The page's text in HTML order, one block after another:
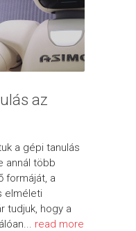
az
a gépi tanulás
annál több
formáját, a
elméleti
tudjuk, hogy a
read more